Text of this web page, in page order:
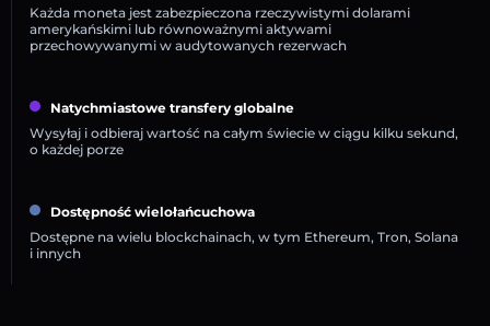
Każda moneta jest zabezpieczona rzeczywistymi dolarami
amerykańskimi lub równoważnymi aktywami
przechowywanymi w audytowanych rezerwach
Natychmiastowe transfery globalne
Wysyłaj i odbieraj wartość na całym świecie w ciągu kilku sekund,
o każdej porze
Dostępność wielołańcuchowa
Dostępne na wielu blockchainach, w tym Ethereum, Tron, Solana
i innych